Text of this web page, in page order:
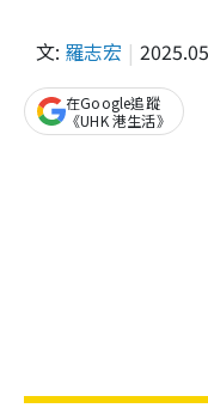
文: 羅志宏
在Google追蹤
《UHK 港生活》